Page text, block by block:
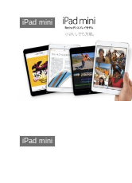
iPad mini
iPad mini